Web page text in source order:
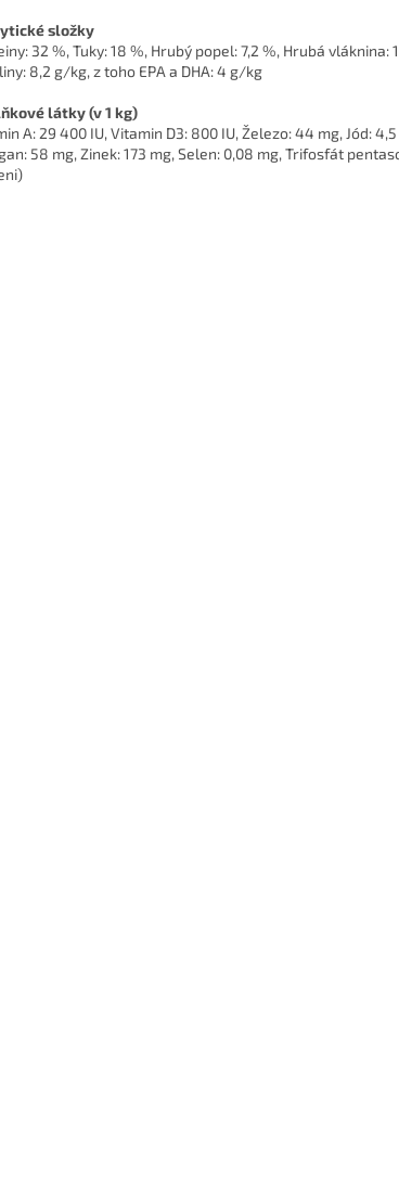
složky
32 %, Tuky: 18 %, Hrubý popel: 7,2 %, Hrubá vláknina:
8,2 g/kg, z toho EPA a DHA: 4 g/kg
látky (v 1 kg)
A: 29 400 IU, Vitamin D3: 800 IU, Železo: 44 mg, Jód:
58 mg, Zinek: 173 mg, Selen: 0,08 mg, Trifosfát